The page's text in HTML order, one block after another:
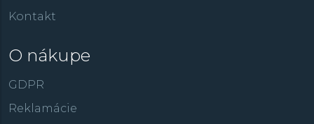
Kontakt
O nákupe
GDPR
Reklamácie